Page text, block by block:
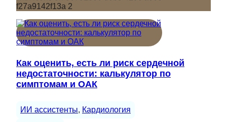
Как оценить, есть ли риск сердечной
недостаточности: калькулятор по
симптомам и ОАК
ИИ ассистенты, Кардиология